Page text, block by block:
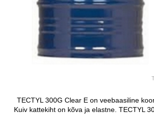
TECTYL 300G Clear E on veebaasiline
Kuiv kattekiht on kõva ja elastne. TECTYL